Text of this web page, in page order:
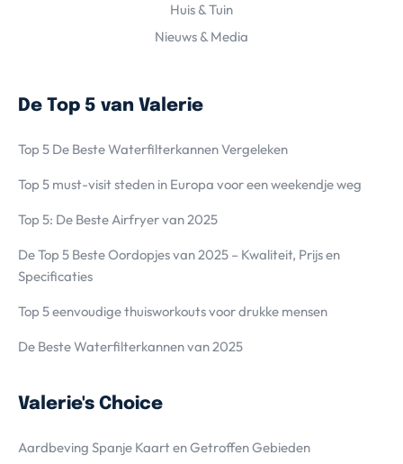
Huis & Tuin
Nieuws & Media
De Top 5 van Valerie
Top 5 De Beste Waterfilterkannen Vergeleken
Top 5 must-visit steden in Europa voor een weekendje weg
Top 5: De Beste Airfryer van 2025
De Top 5 Beste Oordopjes van 2025 – Kwaliteit, Prijs en
Specificaties
Top 5 eenvoudige thuisworkouts voor drukke mensen
De Beste Waterfilterkannen van 2025
Valerie's Choice
Aardbeving Spanje Kaart en Getroffen Gebieden